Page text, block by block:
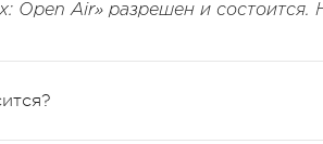
Open Air» разрешен и состоится.